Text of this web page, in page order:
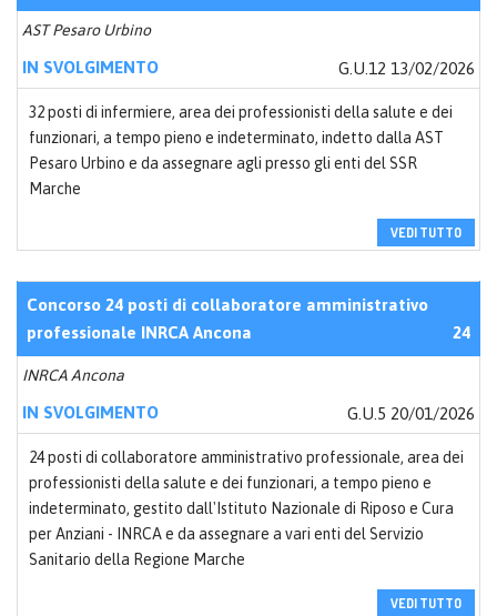
AST Pesaro Urbino
IN SVOLGIMENTO G.U.12 13/02/2026
32 posti di infermiere, area dei professionisti della salute e dei
funzionari, a tempo pieno e indeterminato, indetto dalla AST
Pesaro Urbino e da assegnare agli presso gli enti del SSR
Marche
VEDI TUTTO
Concorso 24 posti di collaboratore amministrativo
professionale INRCA Ancona
24
INRCA Ancona
IN SVOLGIMENTO G.U.5 20/01/2026
24 posti di collaboratore amministrativo professionale, area dei
professionisti della salute e dei funzionari, a tempo pieno e
indeterminato, gestito dall'Istituto Nazionale di Riposo e Cura
per Anziani - INRCA e da assegnare a vari enti del Servizio
Sanitario della Regione Marche
VEDI TUTTO